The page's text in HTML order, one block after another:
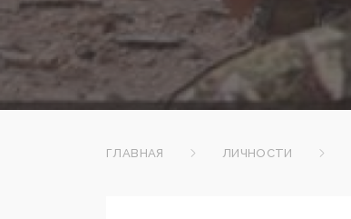
ГЛАВНАЯ ЛИЧНОСТИ